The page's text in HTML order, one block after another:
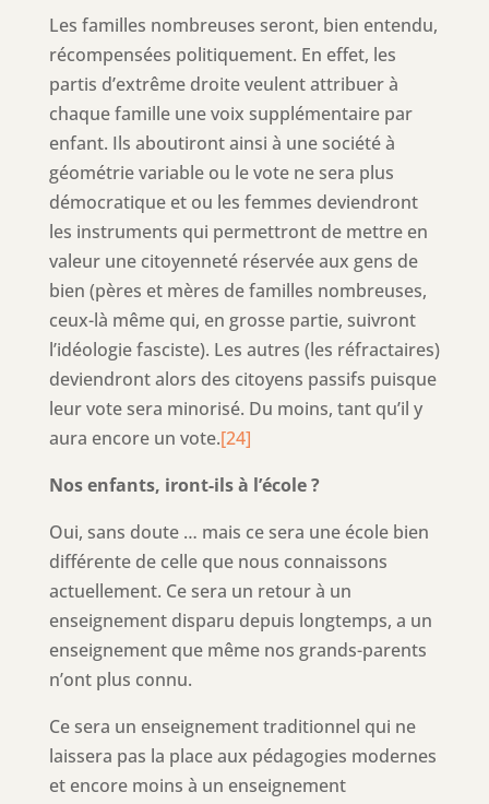
Les familles nombreuses seront, bien entendu,
récompensées politiquement. En effet, les
partis d’extrême droite veulent attribuer à
chaque famille une voix supplémentaire par
enfant. Ils aboutiront ainsi à une société à
géométrie variable ou le vote ne sera plus
démocratique et ou les femmes deviendront
les instruments qui permettront de mettre en
valeur une citoyenneté réservée aux gens de
bien (pères et mères de familles nombreuses,
ceux-là même qui, en grosse partie, suivront
l’idéologie fasciste). Les autres (les réfractaires)
deviendront alors des citoyens passifs puisque
leur vote sera minorisé. Du moins, tant qu’il y
aura encore un vote.[24]
Nos enfants, iront-ils à l’école ?
Oui, sans doute … mais ce sera une école bien
différente de celle que nous connaissons
actuellement. Ce sera un retour à un
enseignement disparu depuis longtemps, a un
enseignement que même nos grands-parents
n’ont plus connu.
Ce sera un enseignement traditionnel qui ne
laissera pas la place aux pédagogies modernes
et encore moins à un enseignement